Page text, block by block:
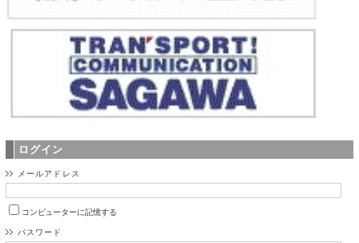
ログイン
メールアドレス
コンピューターに記憶する
パスワード